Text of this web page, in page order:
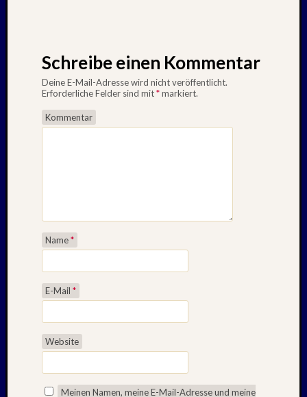
Schreibe einen Kommentar
Deine E-Mail-Adresse wird nicht veröffentlicht.
Erforderliche Felder sind mit*markiert.
Kommentar
Name*
E-Mail *
Website
Meinen Namen, meine E-Mail-Adresse und meine